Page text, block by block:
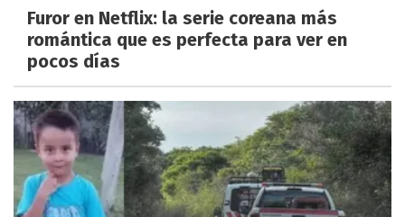
Furor en Netflix: la serie coreana más
romántica que es perfecta para ver en
pocos días